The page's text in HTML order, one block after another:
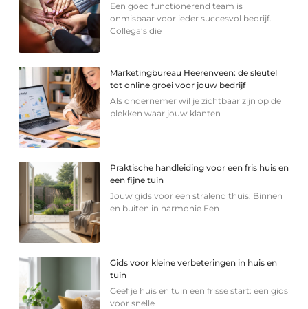
Een goed functionerend team is
onmisbaar voor ieder succesvol bedrijf.
Collega’s die
Marketingbureau Heerenveen: de sleutel
tot online groei voor jouw bedrijf
Als ondernemer wil je zichtbaar zijn op de
plekken waar jouw klanten
Praktische handleiding voor een fris huis en
een fijne tuin
Jouw gids voor een stralend thuis: Binnen
en buiten in harmonie Een
Gids voor kleine verbeteringen in huis en
tuin
Geef je huis en tuin een frisse start: een gids
voor snelle